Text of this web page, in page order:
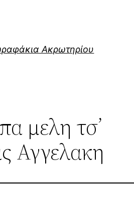
Ακρωτηρίου
μελη τσ’
Αγγελακη